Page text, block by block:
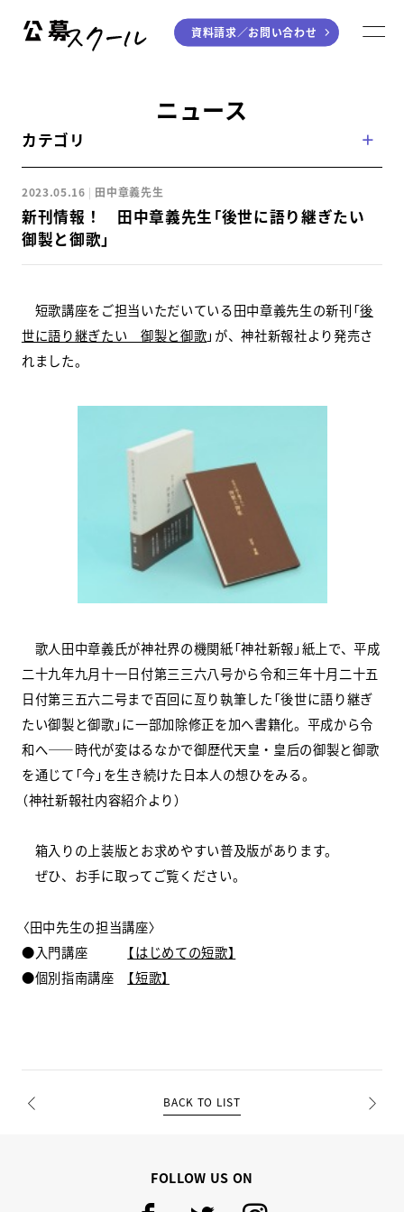
ジャンルから探す
小説
エッセイ
童話
ライティング
音楽（作詞・作曲）
アート・絵本
デジタル講座
入門・実践講座
スクールマガジン
資料請求／お問い合わせ
資料請求／お問い合わせ
オンライン課題提出
ニュース
カテゴリ
2023.05.16 田中章義先生
新刊情報！ 田中章義先生「後世に語り継ぎたい
御製と御歌」
短歌講座をご担当いただいている田中章義先生の新刊「後
世に語り継ぎたい 御製と御歌」が、神社新報社より発売さ
れました。
歌人田中章義氏が神社界の機関紙「神社新報」紙上で、平成
二十九年九月十一日付第三三六八号から令和三年十月二十五
日付第三五六二号まで百回に亙り執筆した「後世に語り継ぎ
たい御製と御歌」に一部加除修正を加へ書籍化。平成から令
和へ――時代が変はるなかで御歴代天皇・皇后の御製と御歌
を通じて「今」を生き続けた日本人の想ひをみる。
（神社新報社内容紹介より）
箱入りの上装版とお求めやすい普及版があります。
ぜひ、お手に取ってご覧ください。
〈田中先生の担当講座〉
●入門講座 【はじめての短歌】
●個別指南講座 【短歌】
BACK TO LIST
FOLLOW US ON